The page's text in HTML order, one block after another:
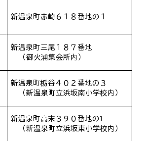
新温泉町赤崎６１８番地の１
新温泉町三尾１８７番地
（御火浦集会所内）
新温泉町栃谷４０２番地の３
（新温泉町立浜坂南小学校内）
新温泉町高末３９０番地の1
（新温泉町立浜坂東小学校内）